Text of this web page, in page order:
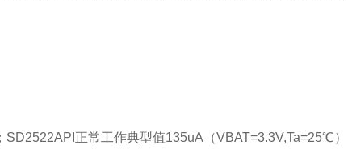
正常工作典型值135uA（VBAT=3.3V,Ta=25℃）